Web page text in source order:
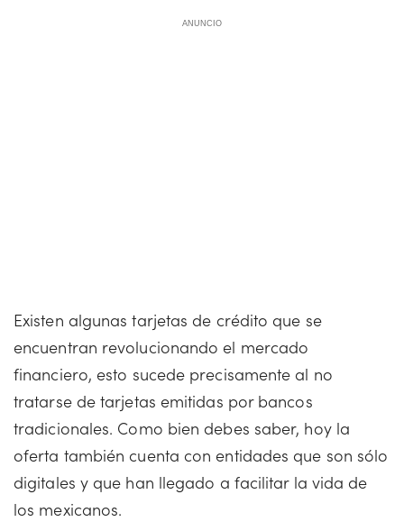
ANUNCIO
Existen algunas tarjetas de crédito que se
encuentran revolucionando el mercado
financiero, esto sucede precisamente al no
tratarse de tarjetas emitidas por bancos
tradicionales. Como bien debes saber, hoy la
oferta también cuenta con entidades que son sólo
digitales y que han llegado a facilitar la vida de
los mexicanos.